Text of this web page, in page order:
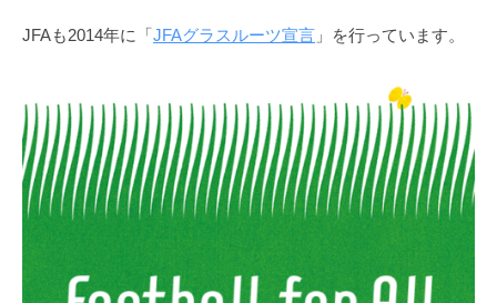
す
い
2022
年
9
月
3
JFAも2014年に「JFAグラスルーツ宣言 」を行っています。